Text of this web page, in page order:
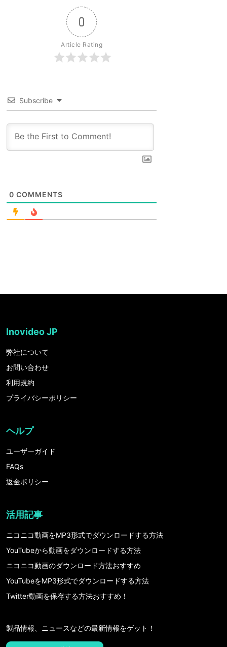
0
Article Rating
Subscribe
0 COMMENTS
Inovideo JP
弊社について
お問い合わせ
利用規約
プライバシーポリシー
ヘルプ
ユーザーガイド
FAQs
返金ポリシー
活用記事
ニコニコ動画をMP3形式でダウンロードする方法
YouTubeから動画をダウンロードする方法
ニコニコ動画のダウンロード方法おすすめ
YouTubeをMP3形式でダウンロードする方法
Twitter動画を保存する方法おすすめ！
製品情報、ニュースなどの最新情報をゲット！